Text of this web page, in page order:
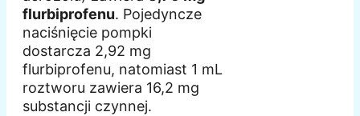
flurbiprofenu. Pojedyncze
naciśnięcie pompki
dostarcza 2,92 mg
flurbiprofenu, natomiast 1 mL
roztworu zawiera 16,2 mg
substancji czynnej.